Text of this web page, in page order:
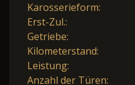
Karosserieform:
Erst-Zul.:
Getriebe:
Kilometerstand:
Leistung:
Anzahl der Türen: